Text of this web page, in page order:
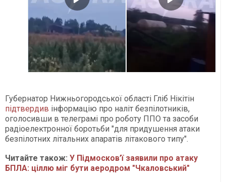
Губернатор Нижньогородської області Гліб Нікітін
підтвердив інформацію про наліт безпілотників,
оголосивши в телеграмі про роботу ППО та засоби
радіоелектронної боротьби "для придушення атаки
безпілотних літальних апаратів літакового типу".
Читайте також: У Підмосков’ї заявили про атаку
БПЛА: ціллю міг бути аеродром "Чкаловський"